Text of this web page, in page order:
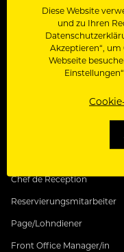
Restaurantfachfrau
Commis de Rang
Chef de Rang
Chef de Reception
Reservierungsmitarbeiter
Page/Lohndiener
Front Office Manager/in
Diese Website
und zu Ihren
Akzeptieren“,
Webseite